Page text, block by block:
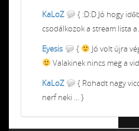
KaLoZ
{ :D:D Jó hogy
csodálkozok a stream lista
Eyesis
{
Jó volt újra
Valakinek nincs meg a
KaLoZ
{ Rohadt nagy
nerf neki ... }